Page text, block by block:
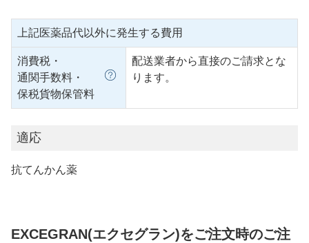
上記医薬品代以外に発生する費用
消費税・
通関手数料・
保税貨物保管料
配送業者から直接のご請求とな
ります。
適応
抗てんかん薬
EXCEGRAN(エクセグラン)をご注文時のご注